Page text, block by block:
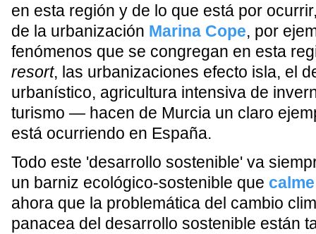
en esta región y de lo que está por
de la urbanización Marina Cope, por
fenómenos que se congregan en esta
resort, las urbanizaciones efecto isla, el
urbanístico, agricultura intensiva de
turismo — hacen de Murcia un claro
está ocurriendo en España.
Todo este 'desarrollo sostenible' va
un barniz ecológico-sostenible que
ahora que la problemática del cambio
panacea del desarrollo sostenible están